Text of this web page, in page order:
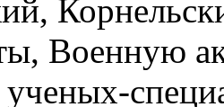
Военную